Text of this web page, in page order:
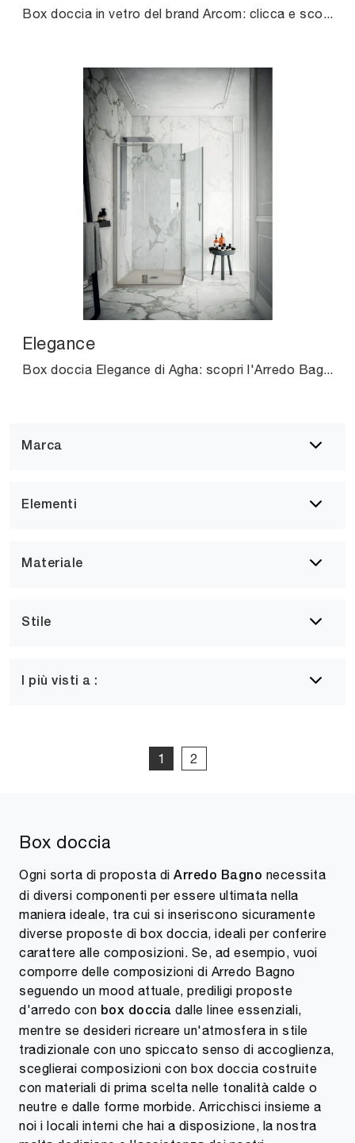
Marca
Elementi
Materiale
Stile
I più visti a :
Box doccia in vetro del brand Arcom: clicca e scopri l'arredo bagno moderno Box doccia S6 Battente per la stanza del benessere.
Elegance
Box doccia Elegance di Agha: scopri l'Arredo Bagno in vetro moderno e arreda il bagno di casa.
1 2
Box doccia
Ogni sorta di proposta di Arredo Bagno necessita
di diversi componenti per essere ultimata nella
maniera ideale, tra cui si inseriscono sicuramente
diverse proposte di box doccia, ideali per conferire
carattere alle composizioni. Se, ad esempio, vuoi
comporre delle composizioni di Arredo Bagno
seguendo un mood attuale, prediligi proposte
d'arredo con box doccia dalle linee essenziali,
mentre se desideri ricreare un'atmosfera in stile
tradizionale con uno spiccato senso di accoglienza,
sceglierai composizioni con box doccia costruite
con materiali di prima scelta nelle tonalità calde o
neutre e dalle forme morbide. Arricchisci insieme a
noi i locali interni che hai a disposizione, la nostra